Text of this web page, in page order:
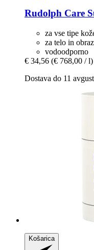
Rudolph Care
za vse tipe
za telo in obraz
vodoodporno
€ 34,56 (€ 768,00 / l)
Dostava do 11 avgust
Košarica